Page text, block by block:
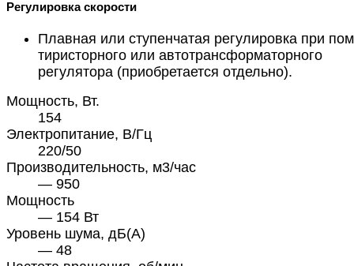
Регулировка скорости
Плавная или ступенчатая регулировка при
тиристорного или автотрансформаторного
регулятора (приобретается отдельно).
Мощность, Вт.
154
Электропитание, В/Гц
220/50
Производительность, м3/час
— 950
Мощность
— 154 Вт
Уровень шума, дБ(А)
— 48